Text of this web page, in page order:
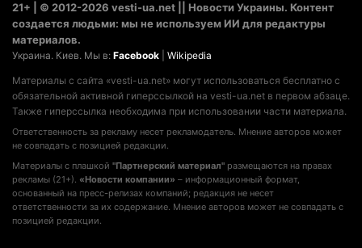
21+ | © 2012-2026 vesti-ua.net || Новости Украины. Контент
создается людьми: мы не используем ИИ для редактуры
материалов.
Украина. Киев. Мы в: Facebook Wikipedia
Материалы с сайта «vesti-ua.net» могут использоваться бесплатно с
обязательной активной гиперссылкой на vesti-ua.net в первом абзаце.
Также гиперссылка необходима при использовании части материала.
Ответственность за рекламу несет рекламодатель. Мнение авторов может
не совпадать с позицией редакции.
Материалы с плашкой "Партнерский материал" размещаются на правах
рекламы (21+). «Новости компании» – информационный формат,
основанный на пресс-релизах компаний; редакция не несет
ответственности за их содержание. Мнение авторов может не совпадать с
позицией редакции.